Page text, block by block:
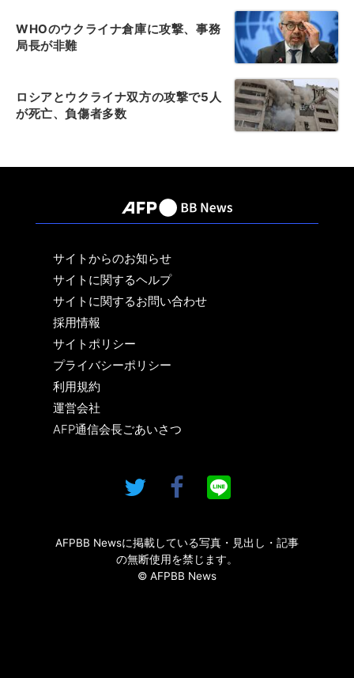
WHOのウクライナ倉庫に攻撃、事務
局長が非難
ロシアとウクライナ双方の攻撃で5人
が死亡、負傷者多数
サイトからのお知らせ
サイトに関するヘルプ
サイトに関するお問い合わせ
採用情報
サイトポリシー
プライバシーポリシー
利用規約
運営会社
AFP通信会長ごあいさつ
AFPBB Newsに掲載している写真・見出し・記事
の無断使用を禁じます。
© AFPBB News